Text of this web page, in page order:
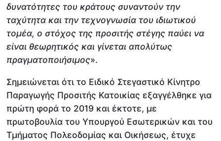
δυνατότητες του κράτους συναντούν την
ταχύτητα και την τεχνογνωσία του ιδιωτικού
τομέα, ο στόχος της προσιτής στέγης παύει να
είναι θεωρητικός και γίνεται απολύτως
πραγματοποιήσιμος».
Σημειώνεται ότι το Ειδικό Στεγαστικό Κίνητρο
Παραγωγής Προσιτής Κατοικίας εξαγγέλθηκε για
πρώτη φορά το 2019 και έκτοτε, με
πρωτοβουλία του Υπουργού Εσωτερικών και του
Τμήματος Πολεοδομίας και Οικήσεως, έτυχε